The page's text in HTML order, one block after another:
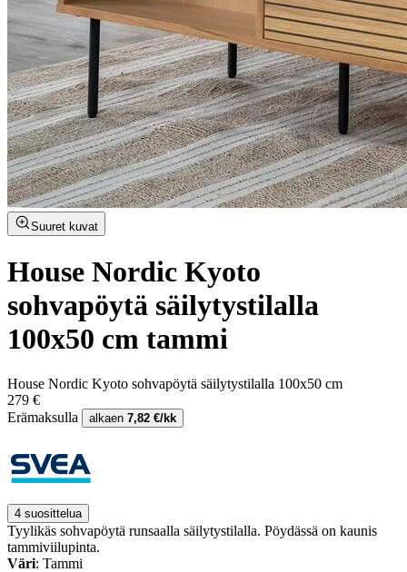
Suuret kuvat
House Nordic Kyoto
sohvapöytä säilytystilalla
100x50 cm tammi
House Nordic Kyoto sohvapöytä säilytystilalla 100x50 cm
279 €
Erämaksulla
alkaen 7,82 €/kk
4 suosittelua
Tyylikäs sohvapöytä runsaalla säilytystilalla. Pöydässä on kaunis
tammiviilupinta.
Väri: Tammi